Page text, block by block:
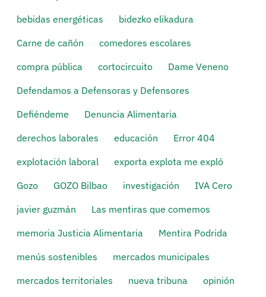
bebidas energéticas
bidezko elikadura
Carne de cañón
comedores escolares
compra pública
cortocircuito
Dame Veneno
Defendamos a Defensoras y Defensores
Defiéndeme
Denuncia Alimentaria
derechos laborales
educación
Error 404
explotación laboral
exporta explota me expló
Gozo
GOZO Bilbao investigación
IVA Cero
javier guzmán
Las mentiras que comemos
memoria Justicia Alimentaria
Mentira Podrida
menús sostenibles
mercados municipales
mercados territoriales
nueva tribuna
opinión